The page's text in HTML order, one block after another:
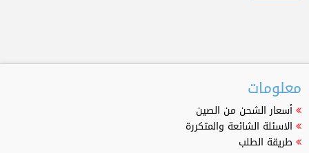
معلومات
أسعار الشحن من الصين
الاسئلة الشائعة والمتكررة
طريقة الطلب